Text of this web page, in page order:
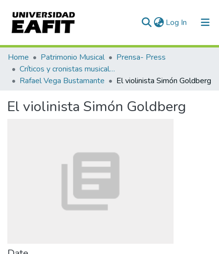
Log In (current)
Communities & Collections
All of DSpace
Home Patrimonio Musical
Prensa- Press
Críticos y cronistas musicales
Rafael Vega Bustamante
El violinista Simón Goldberg
El violinista Simón Goldberg